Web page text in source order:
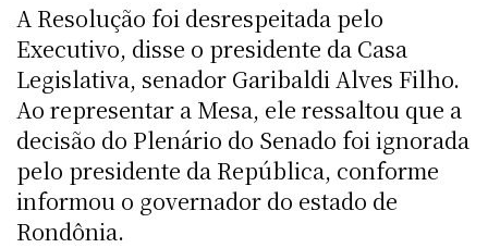
A Resolução foi desrespeitada pelo
Executivo, disse o presidente da Casa
Legislativa, senador Garibaldi Alves Filho.
Ao representar a Mesa, ele ressaltou que a
decisão do Plenário do Senado foi ignorada
pelo presidente da República, conforme
informou o governador do estado de
Rondônia.